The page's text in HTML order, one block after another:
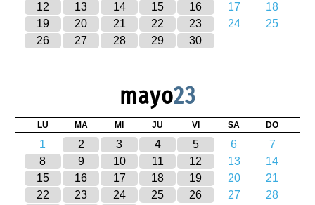
12
13 14 15 16 17
18
19
20 21 22 23 24
25
26
27 28 29 30
mayo23
LU MA MI JU VI SA DO
1 2 3 4 5 6
7
8
9 10 11 12 13
14
15
16 17 18 19 20
21
22
23 24 25 26 27
28